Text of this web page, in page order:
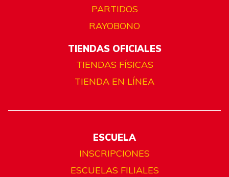
PARTIDOS
RAYOBONO
TIENDAS OFICIALES
TIENDAS FÍSICAS
TIENDA EN LÍNEA
ESCUELA
INSCRIPCIONES
ESCUELAS FILIALES